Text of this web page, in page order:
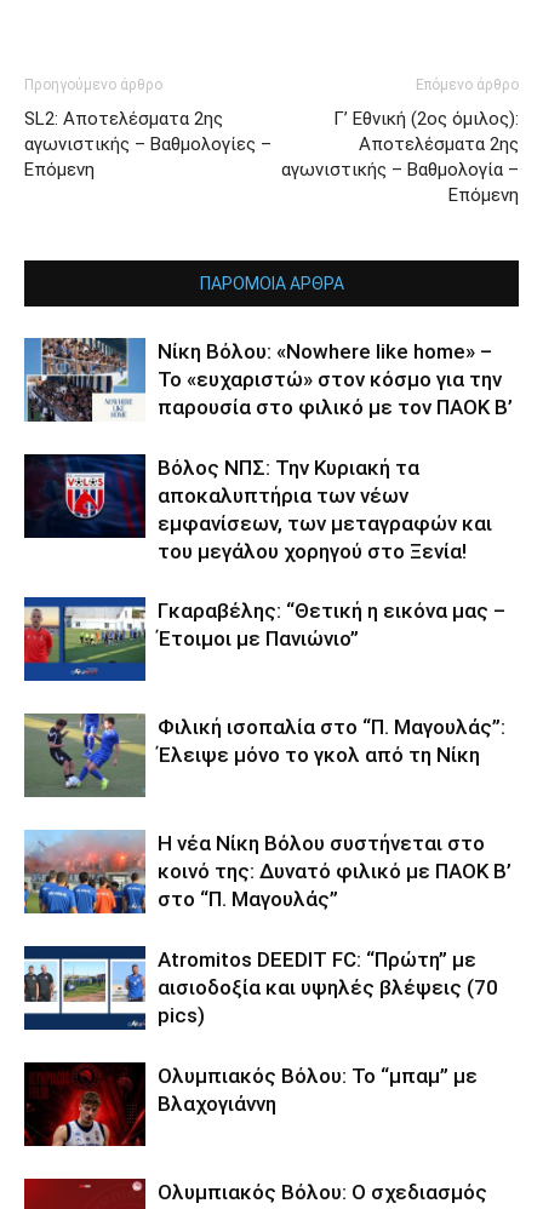
Προηγούμενο άρθρο
SL2: Αποτελέσματα 2ης
αγωνιστικής – Βαθμολογίες –
Επόμενη
Επόμενο άρθρο
Γ’ Εθνική (2ος όμιλος):
Αποτελέσματα 2ης
αγωνιστικής – Βαθμολογία –
Επόμενη
ΠΑΡΟΜΟΙΑ ΑΡΘΡΑ
Νίκη Βόλου: «Nowhere like home» –
Το «ευχαριστώ» στον κόσμο για την
παρουσία στο φιλικό με τον ΠΑΟΚ Β’
Βόλος ΝΠΣ: Την Κυριακή τα
αποκαλυπτήρια των νέων
εμφανίσεων, των μεταγραφών και
του μεγάλου χορηγού στο Ξενία!
Γκαραβέλης: “Θετική η εικόνα μας –
Έτοιμοι με Πανιώνιο”
Φιλική ισοπαλία στο “Π. Μαγουλάς”:
Έλειψε μόνο το γκολ από τη Νίκη
Η νέα Νίκη Βόλου συστήνεται στο
κοινό της: Δυνατό φιλικό με ΠΑΟΚ Β’
στο “Π. Μαγουλάς”
Atromitos DEEDIT FC: “Πρώτη” με
αισιοδοξία και υψηλές βλέψεις (70
pics)
Ολυμπιακός Βόλου: Το “μπαμ” με
Βλαχογιάννη
Ολυμπιακός Βόλου: Ο σχεδιασμός